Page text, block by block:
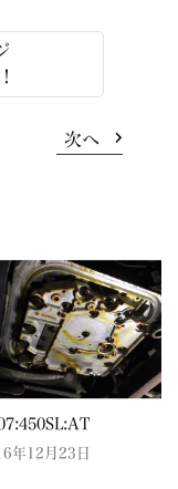
次へ
年12月23日